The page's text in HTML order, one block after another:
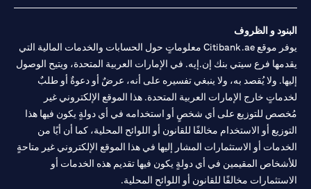
البنود و الظروف
يوفر موقع Citibank.ae معلوماتٍ حول الحسابات والخدمات المالية التي
يقدمها فرع سيتي بنك إن.إيه. في الإمارات العربية المتحدة، ويتيح الوصول
إليها. ولا يُقصد به، ولا ينبغي تفسيره على أنه، عرضٌ أو دعوةٌ أو طلبٌ
لخدماتٍ خارج الإمارات العربية المتحدة. هذا الموقع الإلكتروني غير
مُخصص للتوزيع على أي شخصٍ أو استخدامه في أي دولةٍ يكون فيها هذا
التوزيع أو الاستخدام مخالفًا للقانون أو اللوائح المحلية، كما أن أيًا من
الخدمات أو الاستثمارات المشار إليها في هذا الموقع الإلكتروني غير متاحةٍ
للأشخاص المقيمين في أي دولةٍ يكون فيها تقديم هذه الخدمات أو
الاستثمارات مخالفًا للقانون أو اللوائح المحلية.